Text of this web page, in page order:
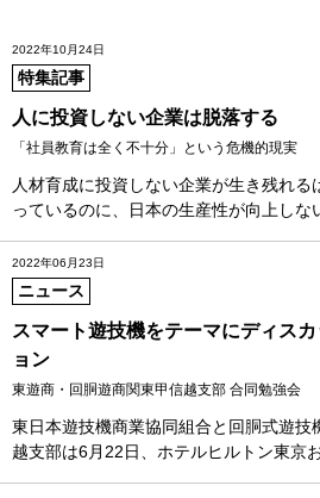
2022年10月24日
特集記事
人に投資しない企業は脱落する
「社員教育は全く不十分」という危機的現実
人材育成に投資しない企業が生き残れ
っているのに、日本の生産性が向上しな
2022年06月23日
ニュース
スマート遊技機をテーマにディス
ョン
東遊商・回胴遊商関東甲信越支部 合同勉強会
東日本遊技機商業協同組合と回胴式遊技
越支部は6月22日、ホテルヒルトン東京